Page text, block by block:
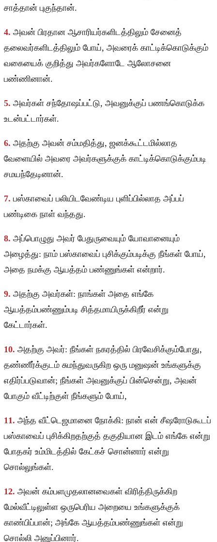
சாத்தான் புகுந்தான்.
4. அவன் பிரதான ஆசாரியர்களிடத்திலும் சேனைத்
தலைவர்களிடத்திலும் போய், அவரைக் காட்டிக்கொடுக்கும்
வகையைக் குறித்து அவர்களோடே ஆலோசனை
பண்ணினான்.
5. அவர்கள் சந்தோஷப்பட்டு, அவனுக்குப் பணங்கொடுக்க
உடன்பட்டார்கள்.
6. அதற்கு அவன் சம்மதித்து, ஜனக்கூட்டமில்லாத
வேளையில் அவரை அவர்களுக்குக் காட்டிக்கொடுக்கும்படி
சமயந்தேடினான்.
7. பஸ்காவைப் பலியிடவேண்டிய புளிப்பில்லாத அப்பப்
பண்டிகை நாள் வந்தது.
8. அப்பொழுது அவர் பேதுருவையும் யோவானையும்
அழைத்து: நாம் பஸ்காவைப் புசிக்கும்படிக்கு நீங்கள் போய்,
அதை நமக்கு ஆயத்தம் பண்ணுங்கள் என்றார்.
9. அதற்கு அவர்கள்: நாங்கள் அதை எங்கே
ஆயத்தம்பண்ணும்படி சித்தமாயிருக்கிறீர் என்று
கேட்டார்கள்.
10. அதற்கு அவர்: நீங்கள் நகரத்தில் பிரவேசிக்கும்போது,
தண்ணீர்க்குடம் சுமந்துவருகிற ஒரு மனுஷன் உங்களுக்கு
எதிர்ப்படுவான்; நீங்கள் அவனுக்குப் பின்சென்று, அவன்
போகும் வீட்டிற்குள் நீங்களும் போய்,
11. அந்த வீட்டெஜமானை நோக்கி: நான் என் சீஷரோடுகூடப்
பஸ்காவைப் புசிக்கிறதற்குத் தகுதியான இடம் எங்கே என்று
போதகர் உம்மிடத்தில் கேட்கச் சொன்னார் என்று
சொல்லுங்கள்.
12. அவன் கம்பளமுதலானவைகள் விரித்திருக்கிற
மேல்வீட்டிலுள்ள ஒருபெரிய அறையை உங்களுக்குக்
காண்பிப்பான்; அங்கே ஆயத்தம்பண்ணுங்கள் என்று
சொல்லி அனுப்பினார்.